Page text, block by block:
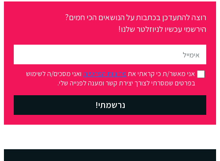
רוצה להתעדכן בכתבות על הנושאים הכי חמים?
הירשמי עכשיו לניוזלטר שלנו!
אני מאשר/ת כי קראתי את מדיניות הפרטיות ואני מסכים/ה לשימוש
בפרטים שמסרתי לצורך יצירת קשר ומענה לפנייה שלי.
נרשמתי!